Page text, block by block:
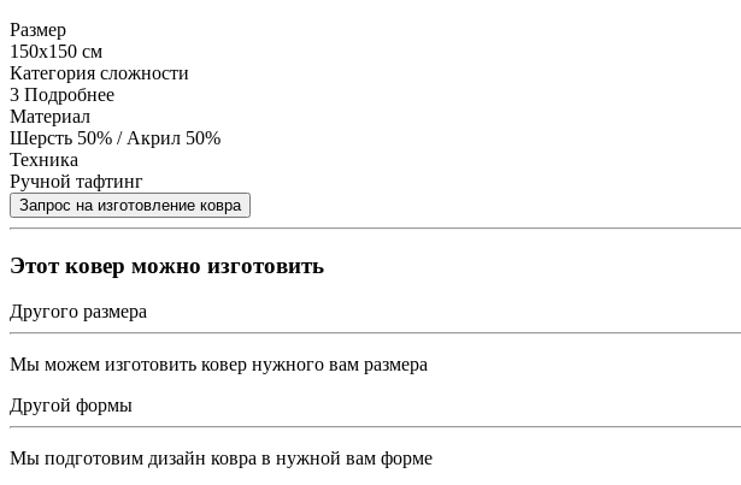
Размер
150x150 см
Категория сложности
3 Подробнее
Материал
Шерсть 50% / Акрил 50%
Техника
Ручной тафтинг
Этот ковер можно изготовить
Другого размера
Мы можем изготовить ковер нужного вам размера
Другой формы
Мы подготовим дизайн ковра в нужной вам форме